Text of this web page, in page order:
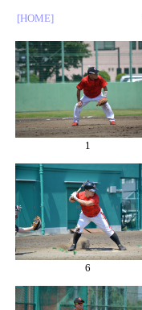
[HOME]
1
6